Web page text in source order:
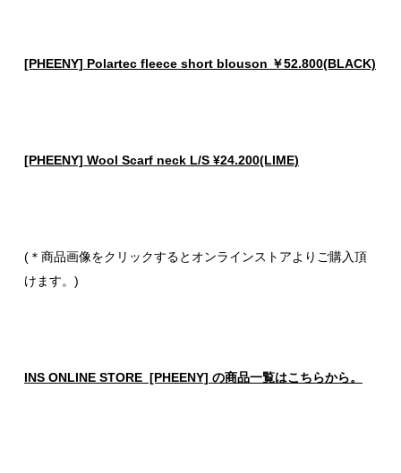
[PHEENY] Polartec fleece short blouson ￥52.800(BLACK)
[PHEENY] Wool Scarf neck L/S ¥24.200(LIME)
(＊商品画像をクリックするとオンラインストアよりご購入頂
けます。)
INS ONLINE STORE [PHEENY] の商品一覧はこちらから。